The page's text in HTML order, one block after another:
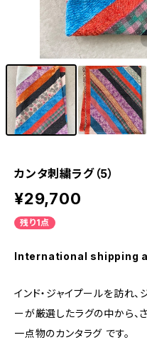
カンタ刺繍ラグ（5）
¥29,700
残り1点
International shipping
インド・ジャイプールを訪れ
ーが厳選したラグの中から
一点物のカンタラグ です。